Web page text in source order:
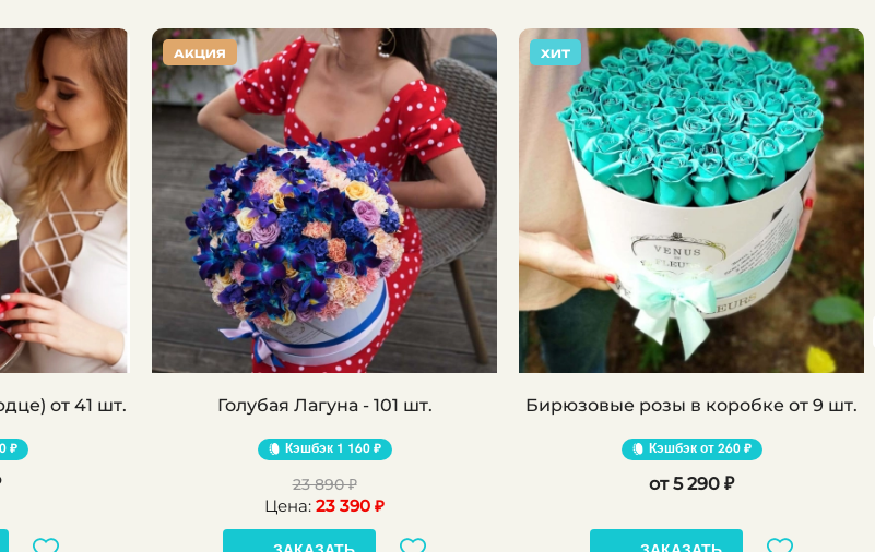
Розы с окантовкой (сердце) от 41 шт.
₽
АКЦИЯ
Голубая Лагуна - 101 шт.
Кэшбэк 1 160 ₽
23 890 ₽
Цена: 23 390 ₽
ХИТ
Бирюзовые розы в коробке от 9 шт.
Кэшбэк 260 ₽
5 290 ₽